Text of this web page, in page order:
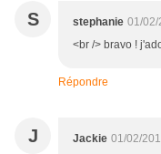
S stephanie 01/02/
<br /> bravo !
Répondre
J Jackie 01/02/